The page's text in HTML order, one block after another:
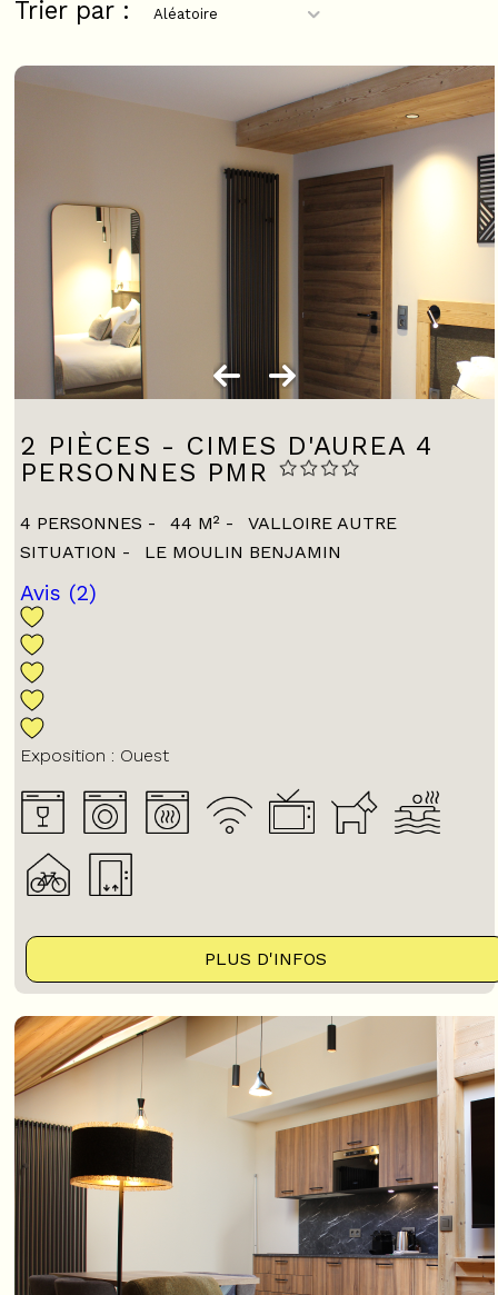
Trier par :
2 PIÈCES - CIMES D'AUREA 4
PERSONNES PMR
4 PERSONNES 44 M²
VALLOIRE AUTRE
SITUATION
LE MOULIN BENJAMIN
Avis (2)
Exposition : Ouest
PLUS D'INFOS